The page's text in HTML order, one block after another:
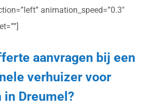
animation_speed=”0.3″
aanvragen bij een
verhuizer voor
Dreumel?